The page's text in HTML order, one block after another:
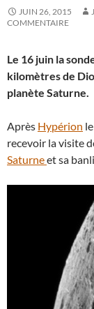
JUIN 26, 2015
COMMENTAIRE
Le 16 juin la
kilomètres de
planète Saturne.
Après Hypérion
recevoir la visite
Saturneet sa